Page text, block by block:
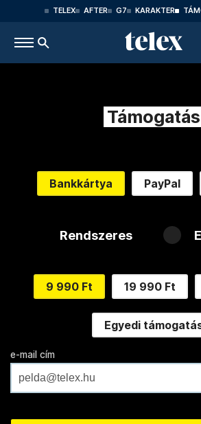
TELEX AFTER G7 KARAKTER
Támogatás
Bankkártya PayPal
Rendszeres
9 990 Ft 19 990 Ft
Egyedi
e-mail cím